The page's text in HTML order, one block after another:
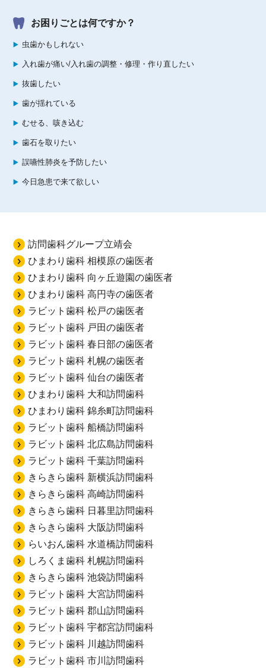
お困りごとは何ですか？
虫歯かもしれない
入れ歯が痛い/入れ歯の調整・修理・作り直したい
抜歯したい
歯が揺れている
むせる、咳き込む
歯石を取りたい
誤嚥性肺炎を予防したい
今日急患で来て欲しい
訪問歯科グループ立靖会
ひまわり歯科 相模原の歯医者
ひまわり歯科 向ヶ丘遊園の歯医者
ひまわり歯科 高円寺の歯医者
ラビット歯科 松戸の歯医者
ラビット歯科 戸田の歯医者
ラビット歯科 春日部の歯医者
ラビット歯科 札幌の歯医者
ラビット歯科 仙台の歯医者
ひまわり歯科 大和訪問歯科
ひまわり歯科 錦糸町訪問歯科
ラビット歯科 船橋訪問歯科
ラビット歯科 北広島訪問歯科
ラビット歯科 千葉訪問歯科
きらきら歯科 新横浜訪問歯科
きらきら歯科 高崎訪問歯科
きらきら歯科 日暮里訪問歯科
きらきら歯科 大阪訪問歯科
らいおん歯科 水道橋訪問歯科
しろくま歯科 札幌訪問歯科
きらきら歯科 池袋訪問歯科
ラビット歯科 大宮訪問歯科
ラビット歯科 郡山訪問歯科
ラビット歯科 宇都宮訪問歯科
ラビット歯科 川越訪問歯科
ラビット歯科 市川訪問歯科